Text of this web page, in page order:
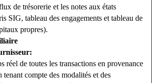
de trésorerie et les notes aux états
SIG, tableau des engagements et tableau de
propres).
:
réel de toutes les transactions en provenance
tenant compte des modalités et des